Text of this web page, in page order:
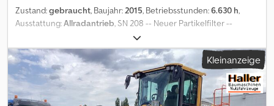
Zustand:gebraucht, Baujahr:2015, Betriebsstunden:6.630 h,
Ausstattung:Allradantrieb, SN 208 -- Neuer Partikelfilter --
Palettengabel -- Schaufel 1,2 qm -- Hydr. Schnellwechsler --
Differentialsperre beide Achsen -- Rundumkennleuchte --
Kabinenheizung -- Knicklenkung -- Leistung: 54,6 kW -- Motor /
Typ: Volvo / D 3.3 H -- Hubraum (ccm) / Zylinder: 3331 / R 4 --
Radformel: 4 x 4 -- Getriebe: hydrostatisch -- Hydrauliktank (l): 54 --
Kraftstofftank (l): 84 Crsdpozr Ak Hjfx Akkef -- Radstand (mm): 2.150
Kleinanzeige